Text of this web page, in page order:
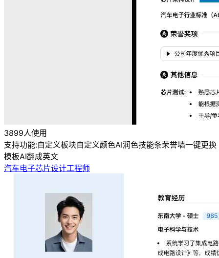
3899人使用
支持功能:自定义板块自定义颜色AI润色技能条荣誉墙一键更换
模板AI翻成英文
汽车电子芯片设计工程师